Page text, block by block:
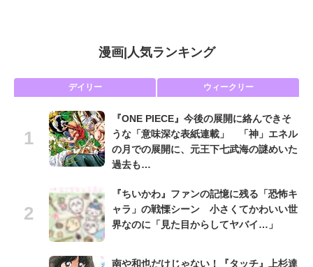
漫画| 人気ランキング
デイリー ウィークリー
『ONE PIECE』今後の展開に絡んできそ
うな「意味深な表紙連載」 「神」エネル
の月での展開に、元王下七武海の謎めいた
過去も…
『ちいかわ』ファンの記憶に残る「恐怖キ
ャラ」の戦慄シーン 小さくてかわいい世
界なのに「見た目からしてヤバイ…」
南や和也だけじゃない！『タッチ』上杉達